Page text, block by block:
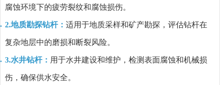
腐蚀环境下的疲劳裂纹和腐蚀损伤。
2.地质勘探钻杆： 适用于地质采样和矿产勘探，评估钻杆在
复杂地层中的磨损和断裂风险。
3.水井钻杆： 用于水井建设和维护，检测表面腐蚀和机械损
伤，确保供水安全。